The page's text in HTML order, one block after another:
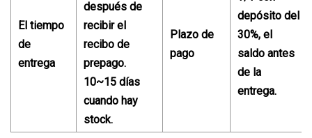
El tiempo
de
entrega
después de
recibir el
recibo de
prepago.
10~15 días
cuando hay
stock.
Plazo de
pago
depósito del
30%, el
saldo antes
de la
entrega.